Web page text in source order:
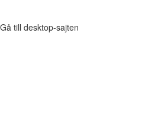
Gå till desktop-sajten